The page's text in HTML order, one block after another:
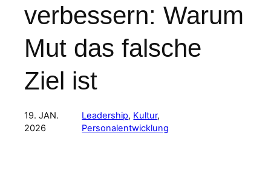
verbessern: Warum
Mut das falsche
Ziel ist
19. JAN.
2026
Leadership, Kultur
Personalentwicklung